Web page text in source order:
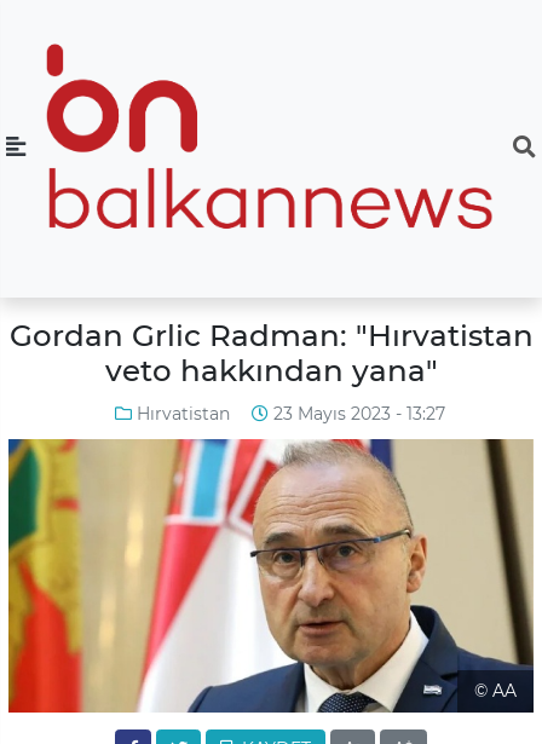
Gordan Grlic Radman: "Hırvatistan
veto hakkından yana"
Hırvatistan 23 Mayıs 2023 - 13:27
© AA